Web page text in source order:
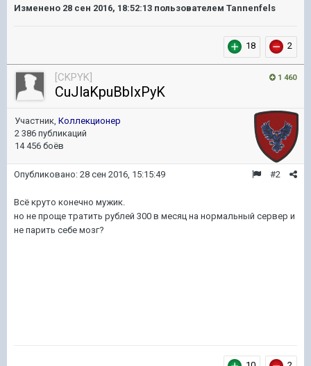
Изменено 28 сен 2016, 18:52:13 пользователем Tannenfels
18 2
1 460
[CKPYK]
CuJlaKpuBbIxPyK
Участник, Коллекционер
2 386 публикаций
14 456 боёв
#2
Опубликовано: 28 сен 2016, 15:15:49
Всё круто конечно мужик.
но не проще тратить рублей 300 в месяц на нормальный сервер и
не парить себе мозг?